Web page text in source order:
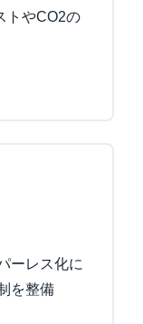
トやCO2の
ーレス化に
を整備